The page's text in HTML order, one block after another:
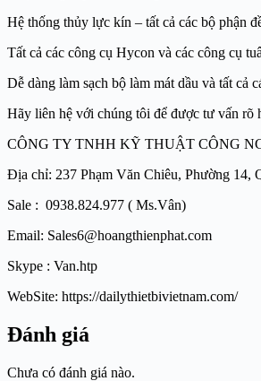
Hệ thống thủy lực kín – tất cả các bộ phận
Tất cả các công cụ Hycon và các công cụ
Dễ dàng làm sạch bộ làm mát dầu và tất cả
Hãy liên hệ với chúng tôi để được tư vấn rõ
CÔNG TY TNHH KỸ THUẬT CÔNG
Địa chỉ: 237 Phạm Văn Chiêu, Phường 14,
Sale : 0938.824.977 ( Ms.Vân)
Email: Sales6@hoangthienphat.com
Skype : Van.htp
WebSite: https://dailythietbivietnam.com/
Đánh giá
Chưa có đánh giá nào.